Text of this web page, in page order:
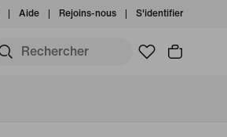
Aide Rejoins-nous S'identifier